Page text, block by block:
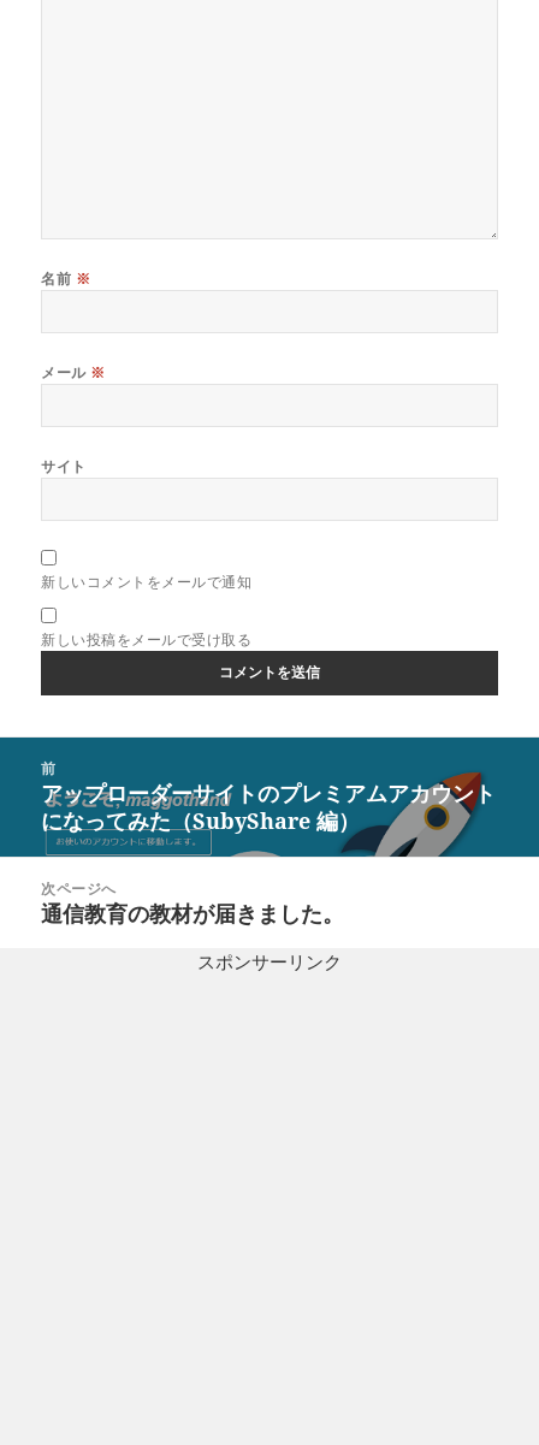
名前 ※
メール ※
サイト
新しいコメントをメールで通知
新しい投稿をメールで受け取る
前
前
の
投
稿:
アップローダーサイトのプレミアムアカウント
になってみた（SubyShare 編）
次ページへ
次
通信教育の教材が届きました。
スポンサーリンク